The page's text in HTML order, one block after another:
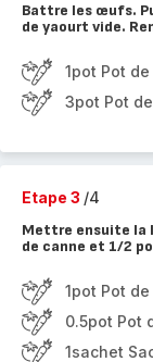
Battre les œufs.
de yaourt vide.
1pot Pot
3pot Pot
Etape 3 /4
Mettre ensuite la
de canne et 1/2
1pot Pot
0.5pot Pot
1sachet